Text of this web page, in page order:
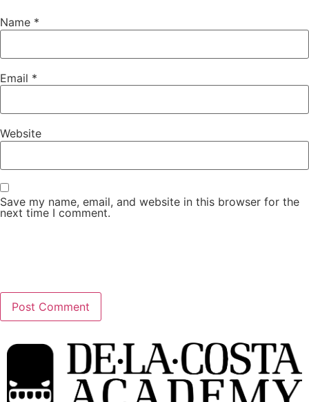
Name *
Email *
Website
Save my name, email, and website in this browser for the
next time I comment.